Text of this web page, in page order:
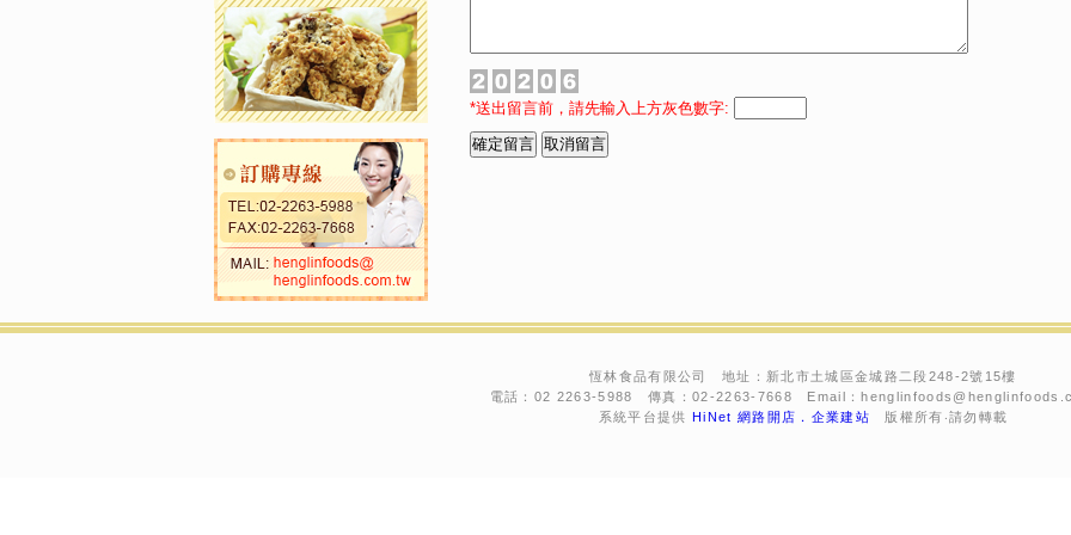
*送出留言前，請先輸入上方灰色數字:
恆林食品有限公司 地址：新北市土城區金城路二段248-2號15樓
電話：02 2263-5988 傳真：02-2263-7668 Email：
系統平台提供HiNet 網路開店．企業建站 版權所有‧請勿轉載